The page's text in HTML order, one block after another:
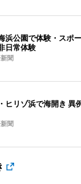
浜公園で体験・スポ
日常体験
聞
ヒリゾ浜で海開き 異
聞